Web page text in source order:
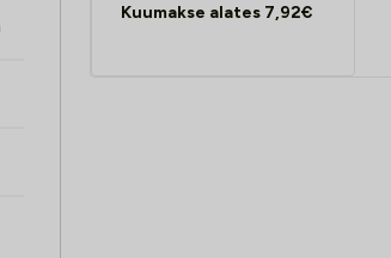
Kuumakse alates 7,92€